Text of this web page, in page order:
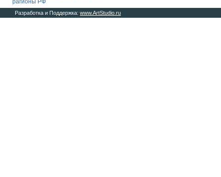
рагионы РФ
Разработка и Поддержка: www.ArtStudio.ru